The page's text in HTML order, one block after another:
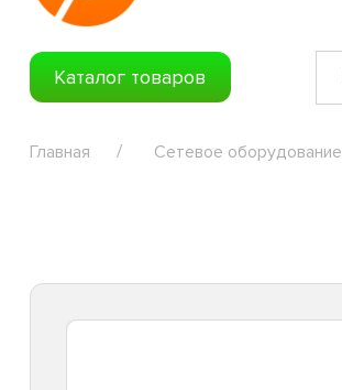
Каталог товаров
Главная Сетевое оборудование